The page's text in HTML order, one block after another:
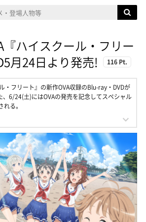
『ハイスクール・フリー
月24日より発売!
116 Pt.
・フリート』の新作OVA収録のBlu-ray・DVDが
6/24(土)にはOVAの発売を記念してスペシャル
る。